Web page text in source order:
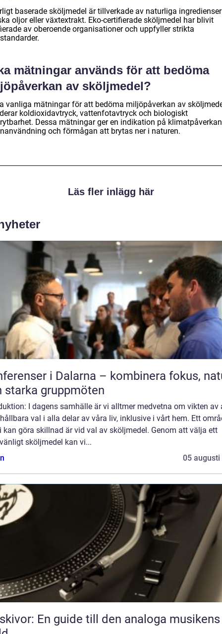
baserade sköljmedel är tillverkade av naturliga
oljor eller växtextrakt. Eko-certifierade sköljmedel har blivit
av oberoende organisationer och uppfyller strikta
mätningar används för att bedöma
av sköljmedel?
vanliga mätningar för att bedöma miljöpåverkan av
koldioxidavtryck, vattenfotavtryck och biologiskt
Dessa mätningar ger en indikation på
och förmågan att brytas ner i naturen.
Läs fler inlägg här
i Dalarna – kombinera fokus,
starka gruppmöten
I dagens samhälle är vi alltmer medvetna om vikten av
val i alla delar av våra liv, inklusive i vårt hem. Ett
kan göra skillnad är vid val av sköljmedel. Genom att välja ett
sköljmedel kan vi...
05 augusti
En guide till den analoga musikens